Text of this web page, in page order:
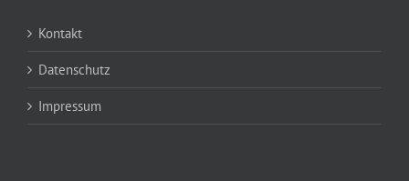
Kontakt
Datenschutz
Impressum